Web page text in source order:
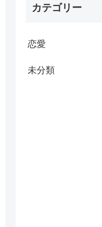
カテゴリー
恋愛
未分類